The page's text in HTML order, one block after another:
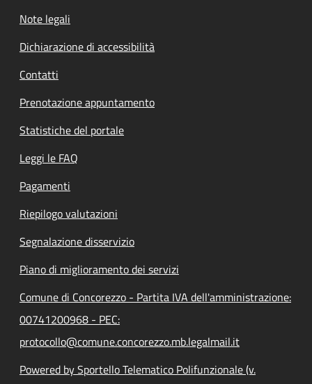
Note legali
Dichiarazione di accessibilità
Contatti
Prenotazione appuntamento
Statistiche del portale
Leggi le FAQ
Pagamenti
Riepilogo valutazioni
Segnalazione disservizio
Piano di miglioramento dei servizi
Comune di Concorezzo - Partita IVA dell'amministrazione:
00741200968 - PEC:
protocollo@comune.concorezzo.mb.legalmail.it
Powered by Sportello Telematico Polifunzionale (v.